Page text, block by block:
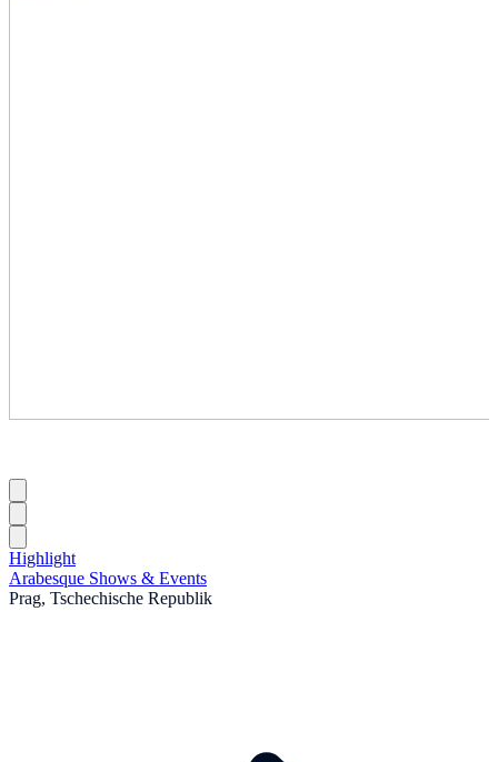
Highlight
Arabesque Shows & Events
Prag, Tschechische Republik